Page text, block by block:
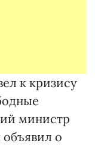
к кризису
министр
о